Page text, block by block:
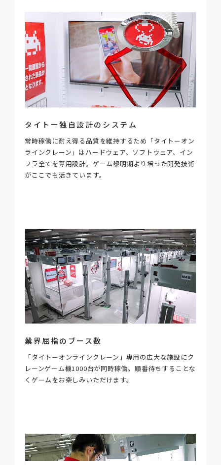
タイトー独自設計のシステム
常時稼働に耐え得る品質を維持するため「タイトーオン
ラインクレーン」はハードウェア、ソフトウェア、イン
フラ全てを専用設計。ゲーム黎明期より培った開発技術
がここでも活きています。
業界屈指のブース数
「タイトーオンラインクレーン」専用の広大な施設にク
レーンゲーム機1000台が同時稼働。順番待ちすることな
くゲームをお楽しみいただけます。